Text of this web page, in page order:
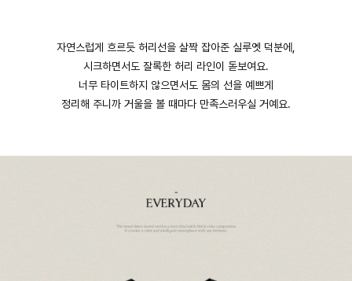
자연스럽게 흐르듯 허리선을 살짝 잡아준 실루엣 덕분에,
시크하면서도 잘록한 허리 라인이 돋보여요.
너무 타이트하지 않으면서도 몸의 선을 예쁘게
정리해 주니까 거울을 볼 때마다 만족스러우실 거예요.